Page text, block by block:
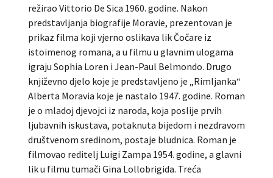
režirao Vittorio De Sica 1960. godine. Nakon
predstavljanja biografije Moravie, prezentovan je
prikaz filma koji vjerno oslikava lik Čočare iz
istoimenog romana, a u filmu u glavnim ulogama
igraju Sophia Loren i Jean-Paul Belmondo. Drugo
književno djelo koje je predstavljeno je „Rimljanka“
Alberta Moravia koje je nastalo 1947. godine. Roman
je o mladoj djevojci iz naroda, koja poslije prvih
ljubavnih iskustava, potaknuta bijedom i nezdravom
društvenom sredinom, postaje bludnica. Roman je
filmovao reditelj Luigi Zampa 1954. godine, a glavni
lik u filmu tumači Gina Lollobrigida. Treća